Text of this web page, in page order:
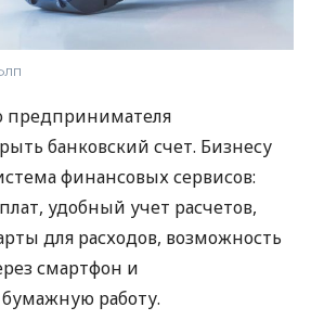
предпринимателя
банковский счет. Бизнесу
финансовых сервисов:
удобный учет расчетов,
для расходов, возможность
смартфон и
работу.